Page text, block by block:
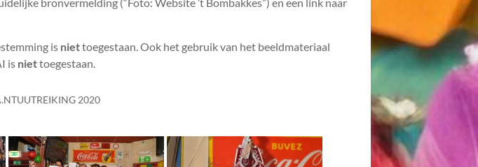
is niettoegestaan. Ook het gebruik van het beeldmateriaal
is niettoegestaan.
2020